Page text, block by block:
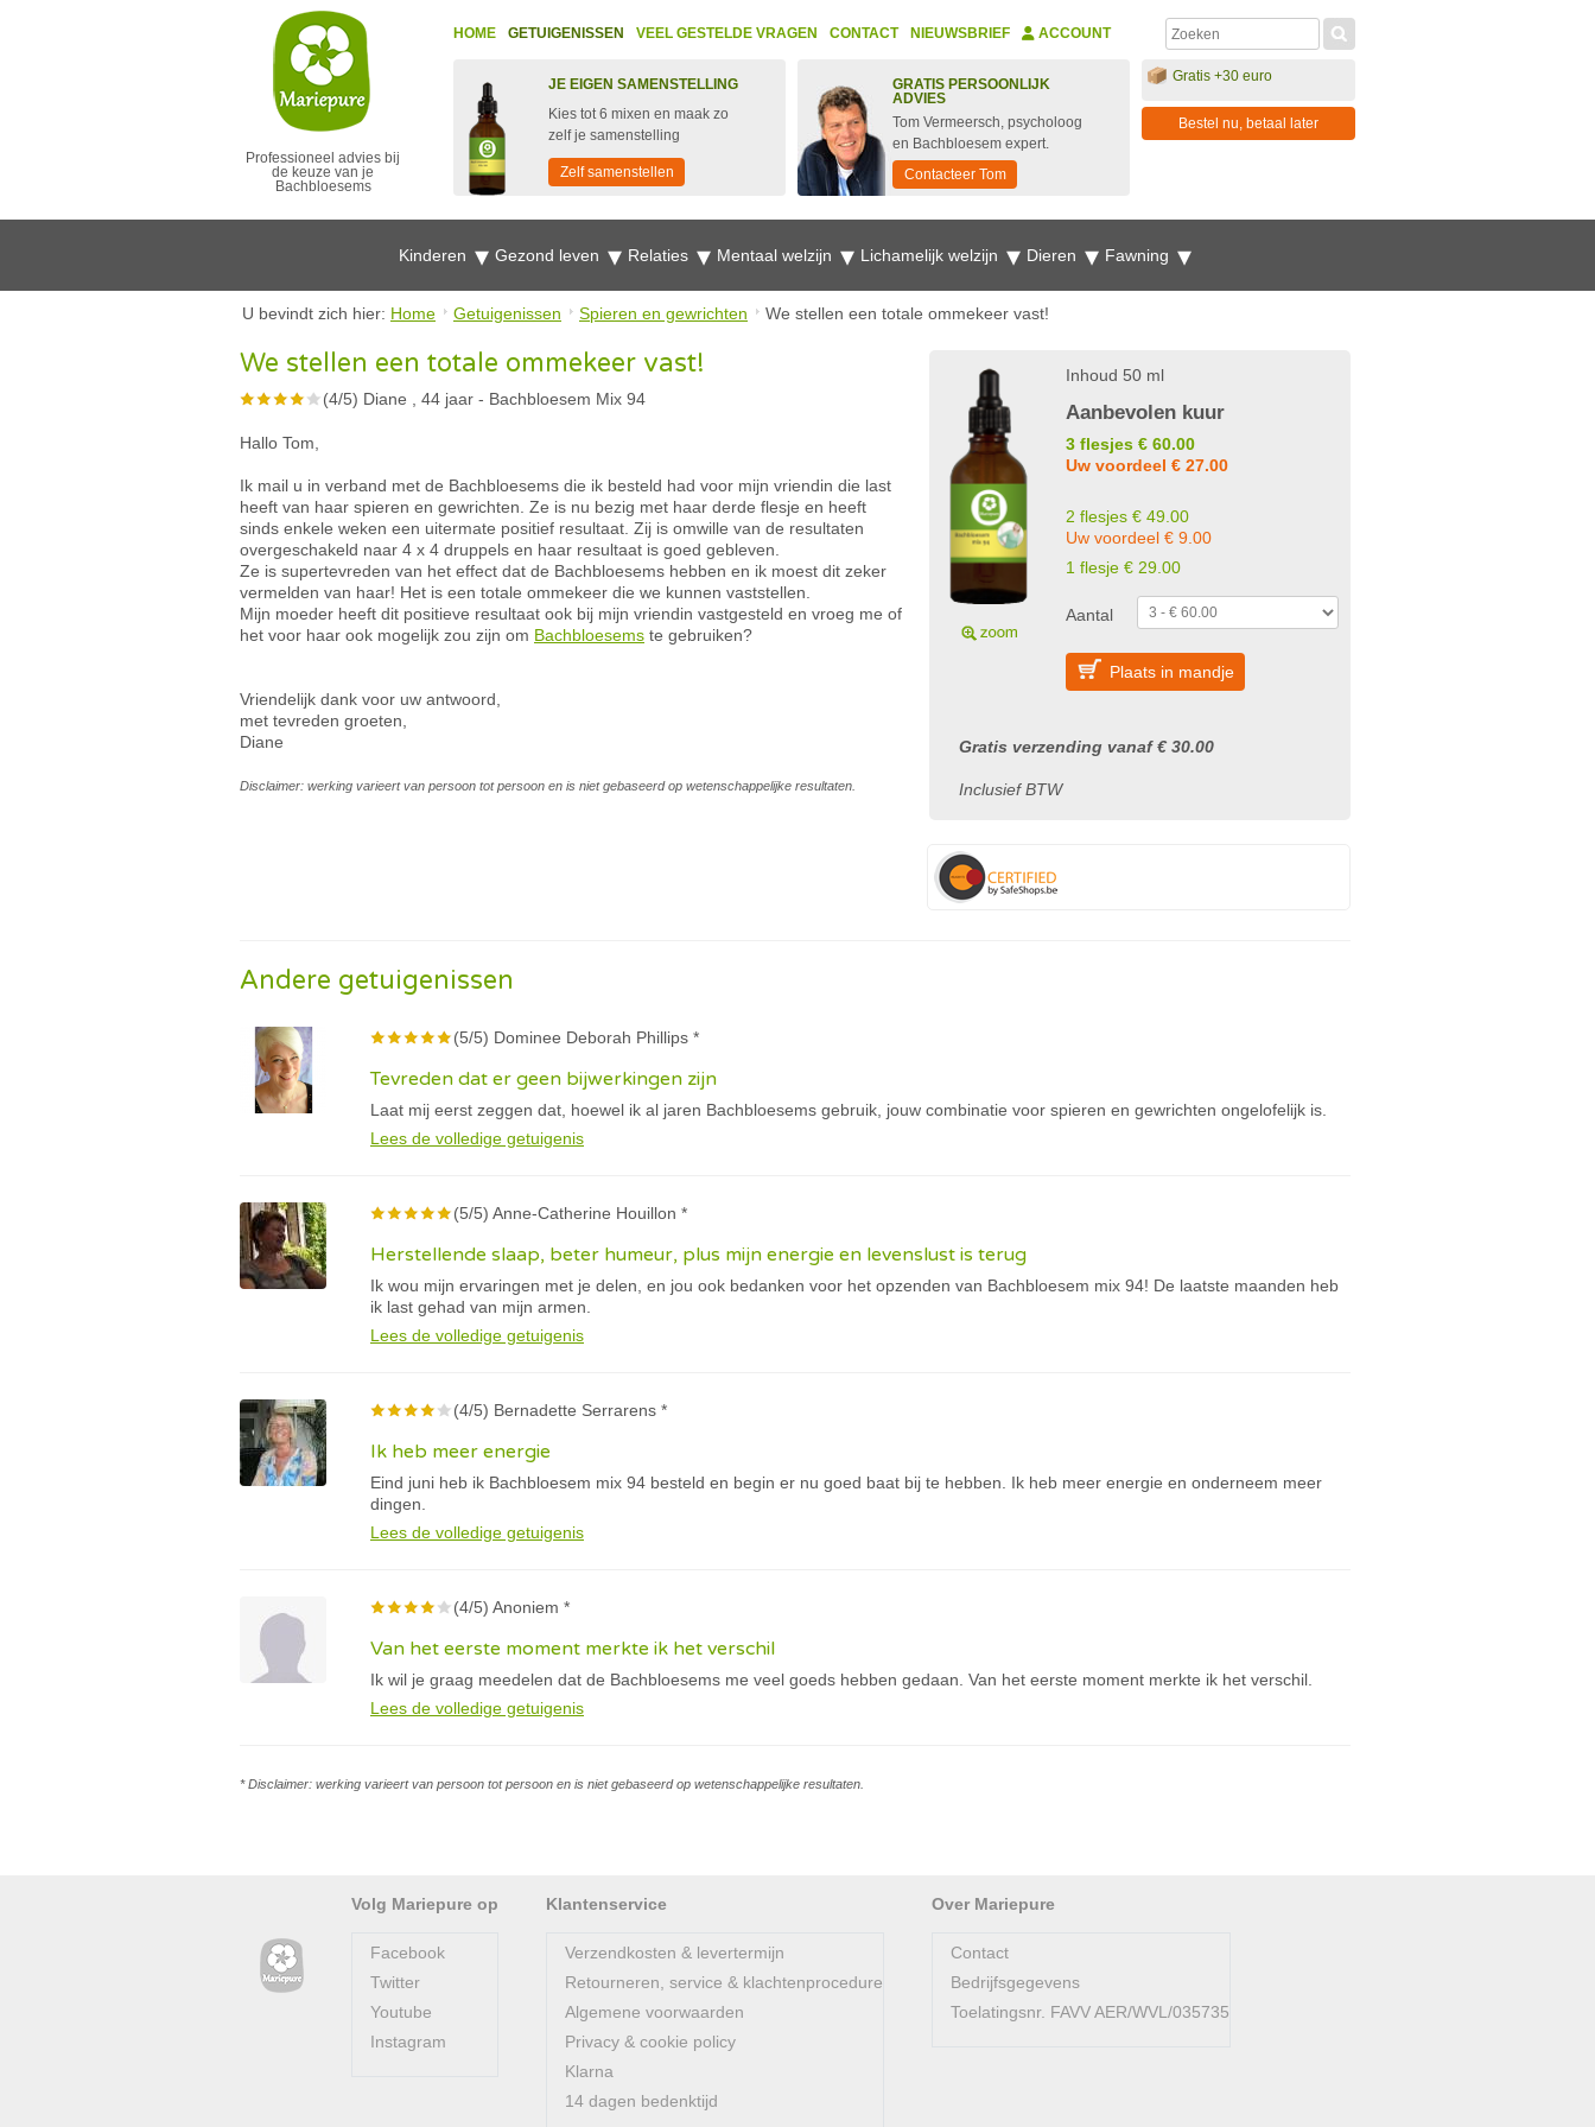
Professioneel advies bij
de keuze van je
Bachbloesems
HOME GETUIGENISSEN VEEL GESTELDE VRAGEN CONTACT NIEUWSBRIEF ACCOUNT
JE EIGEN SAMENSTELLING
Kies tot 6 mixen en maak zo
zelf je samenstelling
Zelf samenstellen
GRATIS PERSOONLIJK
ADVIES
Tom Vermeersch, psycholoog
en Bachbloesem expert.
Contacteer Tom
Gratis +30 euro
Bestel nu, betaal later
Kinderen Gezond leven Relaties Mentaal welzijn Lichamelijk welzijn Dieren Fawning
U bevindt zich hier: Home Getuigenissen Spieren en gewrichten We stellen een totale ommekeer vast!
We stellen een totale ommekeer vast!
(4/5) Diane , 44 jaar - Bachbloesem Mix 94
Hallo Tom,
Ik mail u in verband met de Bachbloesems die ik besteld had voor mijn vriendin die last
heeft van haar spieren en gewrichten. Ze is nu bezig met haar derde flesje en heeft
sinds enkele weken een uitermate positief resultaat. Zij is omwille van de resultaten
overgeschakeld naar 4 x 4 druppels en haar resultaat is goed gebleven.
Ze is supertevreden van het effect dat de Bachbloesems hebben en ik moest dit zeker
vermelden van haar! Het is een totale ommekeer die we kunnen vaststellen.
Mijn moeder heeft dit positieve resultaat ook bij mijn vriendin vastgesteld en vroeg me of
het voor haar ook mogelijk zou zijn om Bachbloesems te gebruiken?
Vriendelijk dank voor uw antwoord,
met tevreden groeten,
Diane
Disclaimer: werking varieert van persoon tot persoon en is niet gebaseerd op wetenschappelijke resultaten.
Inhoud 50 ml
Aanbevolen kuur
3 flesjes € 60.00
Uw voordeel € 27.00
2 flesjes € 49.00
Uw voordeel € 9.00
1 flesje € 29.00
Aantal
Plaats in mandje
Gratis verzending vanaf € 30.00
Inclusief BTW
Andere getuigenissen
(5/5) Dominee Deborah Phillips *
Tevreden dat er geen bijwerkingen zijn
Laat mij eerst zeggen dat, hoewel ik al jaren Bachbloesems gebruik, jouw combinatie voor spieren en gewrichten ongelofelijk is.
Lees de volledige getuigenis
(5/5) Anne-Catherine Houillon *
Herstellende slaap, beter humeur, plus mijn energie en levenslust is terug
Ik wou mijn ervaringen met je delen, en jou ook bedanken voor het opzenden van Bachbloesem mix 94! De laatste maanden heb
ik last gehad van mijn armen.
Lees de volledige getuigenis
(4/5) Bernadette Serrarens *
Ik heb meer energie
Eind juni heb ik Bachbloesem mix 94 besteld en begin er nu goed baat bij te hebben. Ik heb meer energie en onderneem meer
dingen.
Lees de volledige getuigenis
(4/5) Anoniem *
Van het eerste moment merkte ik het verschil
Ik wil je graag meedelen dat de Bachbloesems me veel goeds hebben gedaan. Van het eerste moment merkte ik het verschil.
Lees de volledige getuigenis
* Disclaimer: werking varieert van persoon tot persoon en is niet gebaseerd op wetenschappelijke resultaten.
Volg Mariepure op
Facebook
Twitter
Youtube
Instagram
Klantenservice
Verzendkosten & levertermijn
Retourneren, service & klachtenprocedure
Algemene voorwaarden
Privacy & cookie policy
Klarna
14 dagen bedenktijd
Over Mariepure
Contact
Bedrijfsgegevens
Toelatingsnr. FAVV AER/WVL/035735